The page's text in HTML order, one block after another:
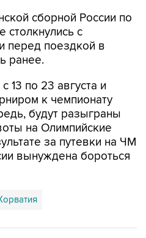
сборной России по
столкнулись с
перед поездкой в
ранее.
13 по 23 августа и
к чемпионату
будут разыграны
на Олимпийские
за путевки на ЧМ
вынуждена бороться